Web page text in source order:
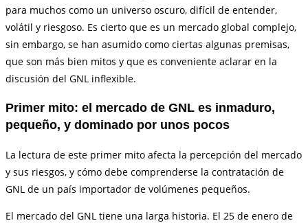
para muchos como un universo oscuro, difícil de entender,
volátil y riesgoso. Es cierto que es un mercado global complejo,
sin embargo, se han asumido como ciertas algunas premisas,
que son más bien mitos y que es conveniente aclarar en la
discusión del GNL inflexible.
Primer mito: el mercado de GNL es inmaduro,
pequeño, y dominado por unos pocos
La lectura de este primer mito afecta la percepción del mercado
y sus riesgos, y cómo debe comprenderse la contratación de
GNL de un país importador de volúmenes pequeños.
El mercado del GNL tiene una larga historia. El 25 de enero de